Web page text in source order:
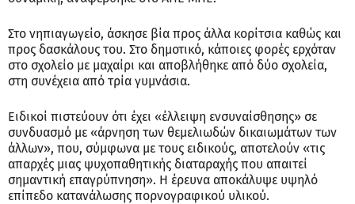
Στο νηπιαγωγείο, άσκησε βία προς άλλα κορίτσια καθώς και
προς δασκάλους του. Στο δημοτικό, κάποιες φορές ερχόταν
στο σχολείο με μαχαίρι και αποβλήθηκε από δύο σχολεία,
στη συνέχεια από τρία γυμνάσια.
Ειδικοί πιστεύουν ότι έχει «έλλειψη ενσυναίσθησης» σε
συνδυασμό με «άρνηση των θεμελιωδών δικαιωμάτων των
άλλων», που, σύμφωνα με τους ειδικούς, αποτελούν «τις
απαρχές μιας ψυχοπαθητικής διαταραχής που απαιτεί
σημαντική επαγρύπνηση». Η έρευνα αποκάλυψε υψηλό
επίπεδο κατανάλωσης πορνογραφικού υλικού.